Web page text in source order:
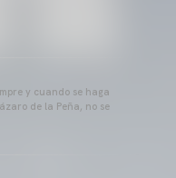
y cuando se haga
de la Peña, no se